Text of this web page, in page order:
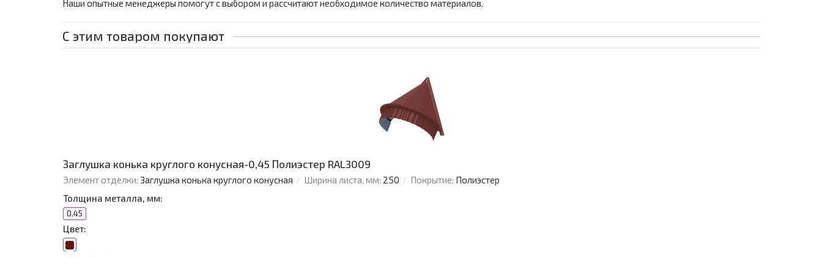
Наши опытные менеджеры помогут с выбором и рассчитают необходимое количество материалов.
С этим товаром покупают
Заглушка конька круглого конусная-0,45 Полиэстер RAL3009
Элемент отделки: Заглушка конька круглого конусная Ширина листа, мм: 250 Покрытие: Полиэстер
Толщина металла, мм:
0.45
Цвет: